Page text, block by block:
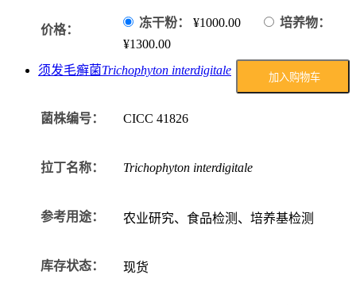
价格：
冻干粉： ¥1000.00
培养物：
¥1300.00
须发毛癣菌Trichophyton interdigitale
加入购物车
菌株编号： CICC 41826
拉丁名称： Trichophyton interdigitale
参考用途： 农业研究、食品检测、培养基检测
库存状态： 现货